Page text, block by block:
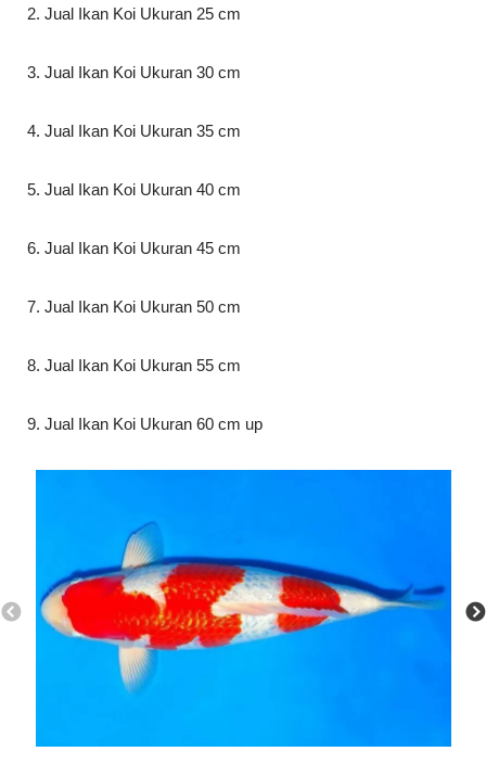
2. Jual Ikan Koi Ukuran 25 cm
3. Jual Ikan Koi Ukuran 30 cm
4. Jual Ikan Koi Ukuran 35 cm
5. Jual Ikan Koi Ukuran 40 cm
6. Jual Ikan Koi Ukuran 45 cm
7. Jual Ikan Koi Ukuran 50 cm
8. Jual Ikan Koi Ukuran 55 cm
9. Jual Ikan Koi Ukuran 60 cm up